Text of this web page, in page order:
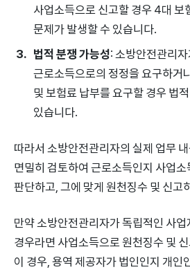
사업소득으로 신고할 경우 4대 보
문제가 발생할 수 있습니다.
법적 분쟁 가능성: 소방안전관리
근로소득으로의 정정을 요구하거
및 보험료 납부를 요구할 경우 법
있습니다.
따라서 소방안전관리자의 실제 업무
면밀히 검토하여 근로소득인지 사업
판단하고, 그에 맞게 원천징수 및 신고
만약 소방안전관리자가 독립적인 사
경우라면 사업소득으로 원천징수 및
이 경우, 용역 제공자가 법인인지 개인